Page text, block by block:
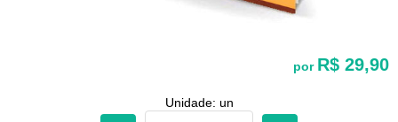
por R$ 29,90
Unidade: un